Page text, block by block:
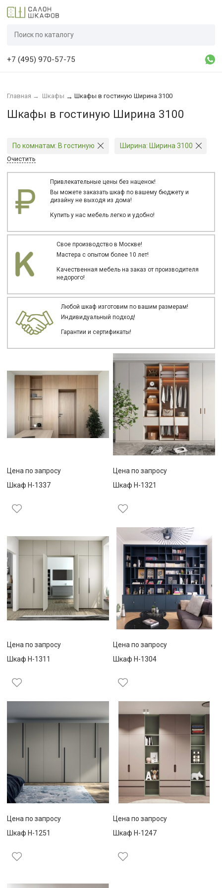
+7 (495) 970-57-75
Главная → Шкафы → Шкафы в гостиную Ширина 3100
Шкафы в гостиную Ширина 3100
По комнатам: В гостиную Ширина: Ширина 3100
Очистить
Привлекательные цены без наценок!
Вы можете заказать шкаф по вашему бюджету и
дизайну не выходя из дома!
Купить у нас мебель легко и удобно!
Свое производство в Москве!
Мастера с опытом более 10 лет!
Качественная мебель на заказ от производителя
недорого!
Любой шкаф изготовим по вашим размерам!
Индивидуальный подход!
Гарантии и сертификаты!
Цена по запросу
Шкаф Н-1337
Цена по запросу
Шкаф Н-1321
Цена по запросу
Шкаф Н-1311
Цена по запросу
Шкаф Н-1304
Цена по запросу
Шкаф Н-1251
Цена по запросу
Шкаф Н-1247